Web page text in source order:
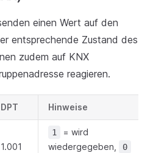
einen Wert auf den
entsprechende Zustand des
zudem auf KNX
reagieren.
DPT Hinweise
1.001
1
= wird
wiedergegeben,
0